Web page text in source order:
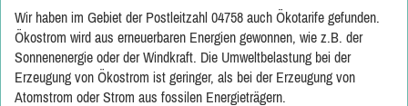
Wir haben im Gebiet der Postleitzahl 04758 auch Ökotarife gefunden.
Ökostrom wird aus erneuerbaren Energien gewonnen, wie z.B. der
Sonnenenergie oder der Windkraft. Die Umweltbelastung bei der
Erzeugung von Ökostrom ist geringer, als bei der Erzeugung von
Atomstrom oder Strom aus fossilen Energieträgern.